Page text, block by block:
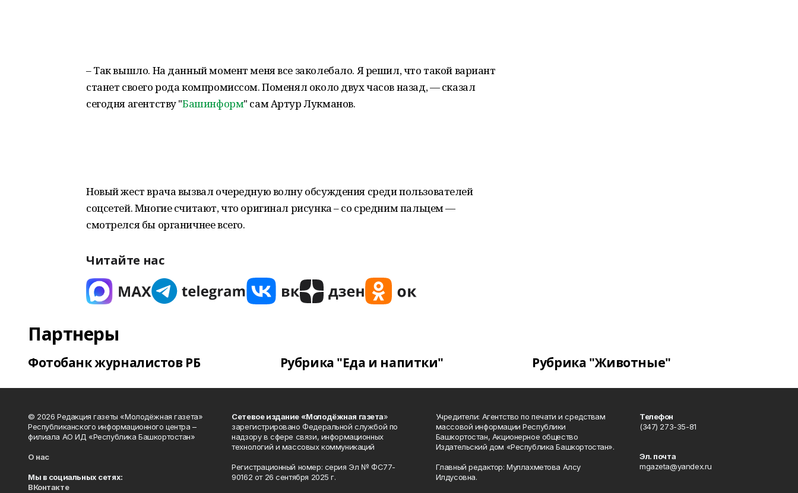
– Так вышло. На данный момент меня все заколебало. Я решил, что такой вариант
станет своего рода компромиссом. Поменял около двух часов назад, — сказал
сегодня агентству "Башинформ" сам Артур Лукманов.
Новый жест врача вызвал очередную волну обсуждения среди пользователей
соцсетей. Многие считают, что оригинал рисунка – со средним пальцем —
смотрелся бы органичнее всего.
Читайте нас
Партнеры
Фотобанк журналистов РБ Рубрика "Еда и напитки" Рубрика "Животные"
© 2026 Редакция газеты «Молодёжная газета»
Республиканского информационного центра –
филиала АО ИД «Республика Башкортостан»
О нас
Мы в социальных сетях:
ВКонтакте
Сетевое издание «Молодёжная газета»
зарегистрировано Федеральной службой по
надзору в сфере связи, информационных
технологий и массовых коммуникаций
Регистрационный номер: серия Эл № ФС77-
90162 от 26 сентября 2025 г.
Учредители: Агентство по печати и средствам
массовой информации Республики
Башкортостан, Акционерное общество
Издательский дом «Республика Башкортостан».
Главный редактор: Муллахметова Алсу
Илдусовна.
Телефон
(347) 273-35-81
Эл. почта
mgazeta@yandex.ru